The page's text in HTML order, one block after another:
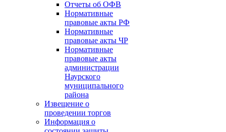
Отчеты об ОФВ
Нормативные
правовые акты РФ
Нормативные
правовые акты ЧР
Нормативные
правовые акты
администрации
Наурского
муниципального
района
Извещение о
проведении торгов
Информация о